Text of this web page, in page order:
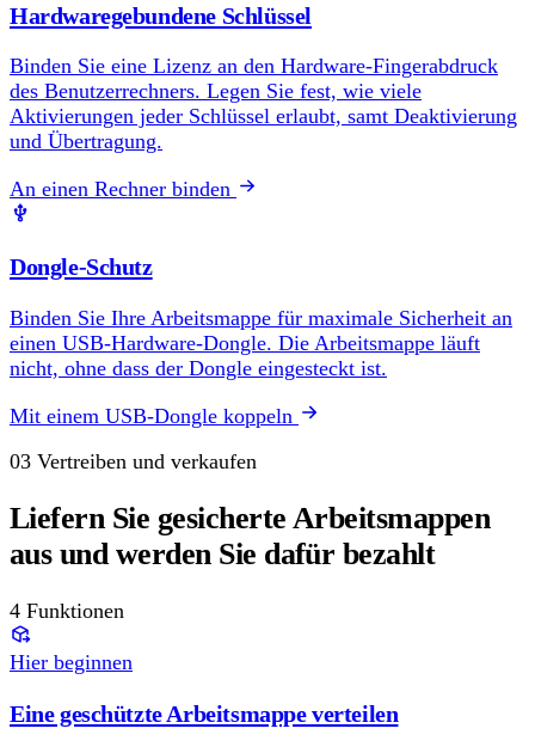
Hardwaregebundene Schlüssel
Binden Sie eine Lizenz an den Hardware-Fingerabdruck
des Benutzerrechners. Legen Sie fest, wie viele
Aktivierungen jeder Schlüssel erlaubt, samt Deaktivierung
und Übertragung.
An einen Rechner binden
Dongle-Schutz
Binden Sie Ihre Arbeitsmappe für maximale Sicherheit an
einen USB-Hardware-Dongle. Die Arbeitsmappe läuft
nicht, ohne dass der Dongle eingesteckt ist.
Mit einem USB-Dongle koppeln
03 Vertreiben und verkaufen
Liefern Sie gesicherte Arbeitsmappen
aus und werden Sie dafür bezahlt
4 Funktionen
Hier beginnen
Eine geschützte Arbeitsmappe verteilen